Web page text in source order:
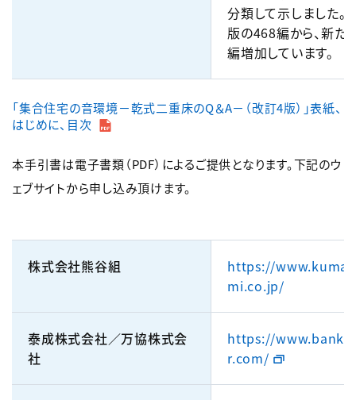
分類して示しました。
版の468編から、新た
編増加しています。
「集合住宅の音環境－乾式二重床のQ＆A－（改訂4版）」表紙、
はじめに、目次
本手引書は電子書類（PDF）によるご提供となります。下記のウ
ェブサイトから申し込み頂けます。
株式会社熊谷組
https://
mi.co.jp/
泰成株式会社／万協株式会
社
https://
r.com/